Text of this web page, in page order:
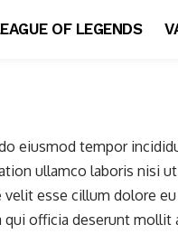
OF LEGENDS
eiusmod tempor
ullamco laboris nisi
esse cillum dolore
officia deserunt mollit